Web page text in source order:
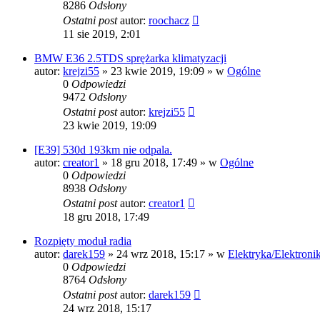
8286 Odsłony
Ostatni postautor: roochacz
11 sie 2019, 2:01
BMW E36 2.5TDS sprężarka klimatyzacji
autor: krejzi55 » 23 kwie 2019, 19:09 » w Ogólne
0 Odpowiedzi
9472 Odsłony
Ostatni postautor: krejzi55
23 kwie 2019, 19:09
[E39] 530d 193km nie odpala.
autor: creator1 » 18 gru 2018, 17:49 » w Ogólne
0 Odpowiedzi
8938 Odsłony
Ostatni postautor: creator1
18 gru 2018, 17:49
Rozpięty moduł radia
autor: darek159 » 24 wrz 2018, 15:17 » w Elektryka/
0 Odpowiedzi
8764 Odsłony
Ostatni postautor: darek159
24 wrz 2018, 15:17